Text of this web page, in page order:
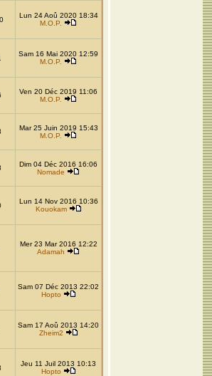
Lun 24 Aoû 2020 18:34
M.O.P.
Sam 16 Mai 2020 12:59
M.O.P.
Ven 20 Déc 2019 11:06
M.O.P.
Mar 25 Juin 2019 15:43
M.O.P.
Dim 04 Déc 2016 16:06
Nomade
Lun 14 Nov 2016 10:36
Kouokam
Mer 23 Mar 2016 12:22
Adamah
Sam 07 Déc 2013 22:02
Hopto
Sam 17 Aoû 2013 14:20
Zheim2
Jeu 11 Juil 2013 10:13
Hopto